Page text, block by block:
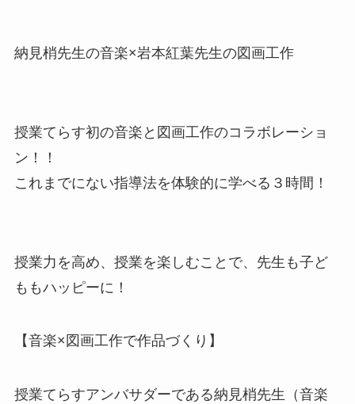
納見梢先生の音楽×岩本紅葉先生の図画工作
授業てらす初の音楽と図画工作のコラボレーショ
ン！！
これまでにない指導法を体験的に学べる３時間！
授業力を高め、授業を楽しむことで、先生も子ど
ももハッピーに！
【音楽×図画工作で作品づくり】
授業てらすアンバサダーである納見梢先生（音楽